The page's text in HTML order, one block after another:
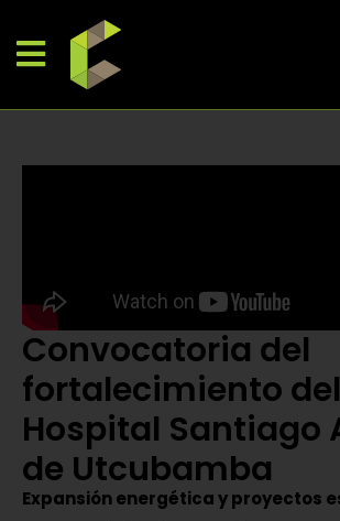
Convocatoria del
fortalecimiento del
Hospital Santiago
de Utcubamba
Expansión energética y proyectos